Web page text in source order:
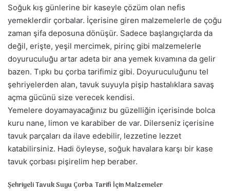
p
o
s
t
a
g
ö
n
d
e
r
e
Soğuk kış günlerine bir kaseyle çözüm olan nefis
yemeklerdir çorbalar. İçerisine giren malzemelerle de çoğu
zaman şifa deposuna dönüşür. Sadece başlangıçlarda da
değil, erişte, yeşil mercimek, pirinç gibi malzemelerle
doyuruculuğu artar adeta bir ana yemek kıvamına da gelir
bazen. Tıpkı bu çorba tarifimiz gibi. Doyuruculuğunu tel
şehriyelerden alan, tavuk suyuyla pişip hastalıklara savaş
açma gücünü size verecek kendisi.
Yemelere doyamayacağınız bu güzelliğin içerisinde bolca
kuru nane, limon ve karabiber de var. Dilerseniz içerisine
tavuk parçaları da ilave edebilir, lezzetine lezzet
katabilirsiniz. Hadi öyleyse, soğuk havalara karşı bir kase
tavuk çorbası pişirelim hep beraber.
Şehriyeli Tavuk Suyu Çorba Tarifi İçin Malzemeler